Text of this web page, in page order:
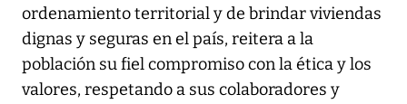
ordenamiento territorial y de brindar viviendas
dignas y seguras en el país, reitera a la
población su fiel compromiso con la ética y los
valores, respetando a sus colaboradores y